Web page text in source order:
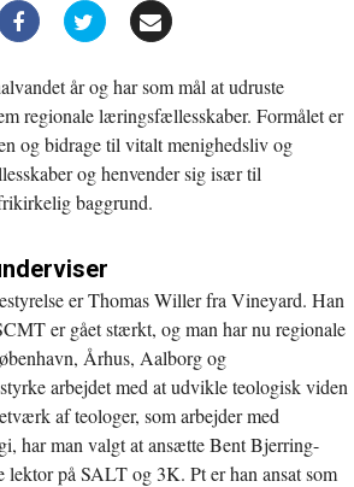
år og har som mål at udruste
regionale læringsfællesskaber. Formålet er
og bidrage til vitalt menighedsliv og
og henvender sig især til
baggrund.
er Thomas Willer fra Vineyard. Han
er gået stærkt, og man har nu regionale
Århus, Aalborg og
arbejdet med at udvikle teologisk viden
af teologer, som arbejder med
har man valgt at ansætte Bent Bjerring-
lektor på SALT og 3K. Pt er han ansat som